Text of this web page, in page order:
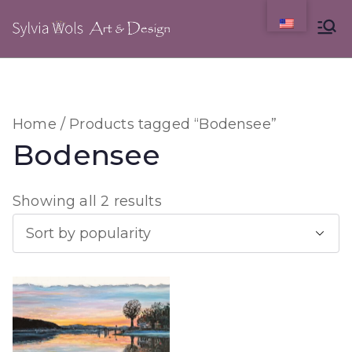
to
content
Home / Products tagged “Bodensee”
Bodensee
Showing all 2 resultsS
r
e
d